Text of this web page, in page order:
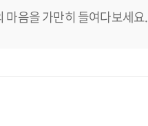
마음을 가만히 들여다보세요.